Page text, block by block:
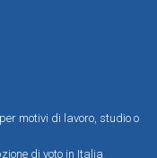
motivi di lavoro, studio o
di voto in Italia